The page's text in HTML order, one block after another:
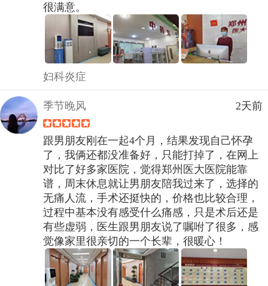
很满意。
妇科炎症
季节晚风 2天前
跟男朋友刚在一起4个月，结果发现自己怀孕
了，我俩还都没准备好，只能打掉了，在网上
对比了好多家医院，觉得郑州医大医院能靠
谱，周末休息就让男朋友陪我过来了，选择的
无痛人流，手术还挺快的，价格也比较合理，
过程中基本没有感受什么痛感，只是术后还是
有些虚弱，医生跟男朋友说了嘱咐了很多，感
觉像家里很亲切的一个长辈，很暖心！